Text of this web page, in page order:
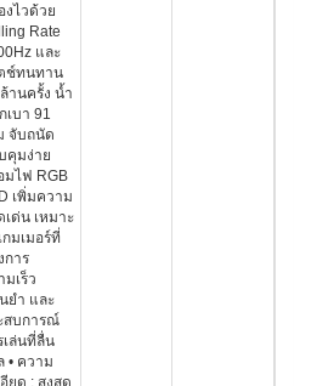
งไวด้วย
Rate
และ
ช์ทนทาน
านครั้ง น้ำ
เบา 91
จับถนัด
คุมง่าย
มไฟ RGB
เพิ่มความ
เด่น เหมาะ
กมเมอร์ที่
การ
มเร็ว
ยำ และ
สบการณ์
เล่นที่ลื่น
• ความ
อียด : สูงสุด